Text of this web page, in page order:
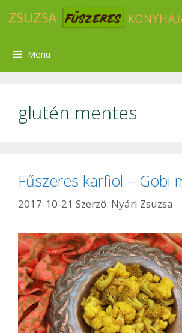
Menu
glutén mentes
Fűszeres karfiol – Gobi
2017-10-21 Szerző: Nyári Zsuzsa